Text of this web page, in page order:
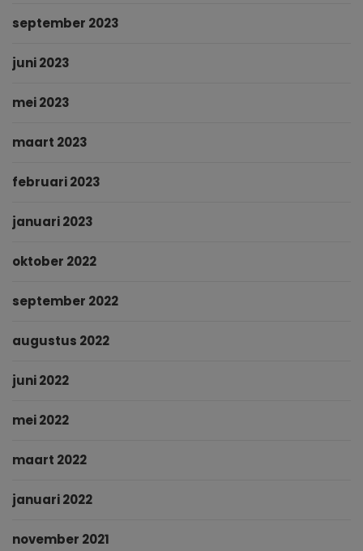
september 2023
juni 2023
mei 2023
maart 2023
februari 2023
januari 2023
oktober 2022
september 2022
augustus 2022
juni 2022
mei 2022
maart 2022
januari 2022
november 2021